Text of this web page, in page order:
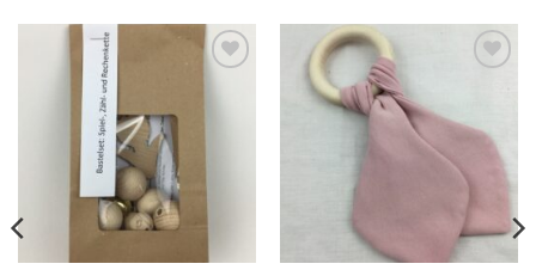
hinzufügen
Wunschzettel
hinzufügen